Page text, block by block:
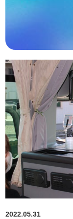
2022.05.31